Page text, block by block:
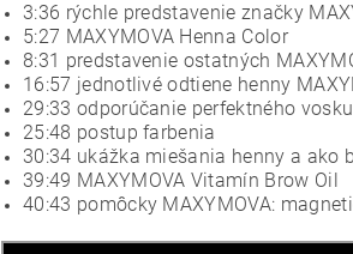
3:36 rýchle predstavenie značky
5:27 MAXYMOVA Henna Color
8:31 predstavenie ostatných
16:57 jednotlivé odtiene henny
29:33 odporúčanie perfektného
25:48 postup farbenia
30:34 ukážka miešania henny a ako
39:49 MAXYMOVA Vitamín Brow Oil
40:43 pomôcky MAXYMOVA: